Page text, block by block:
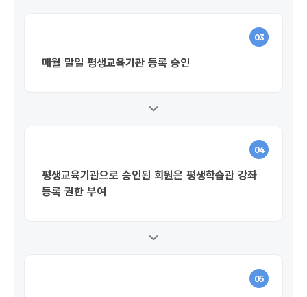
03
매월 말일 평생교육기관 등록 승인
04
평생교육기관으로 승인된 회원은 평생학습관 강좌
등록 권한 부여
05